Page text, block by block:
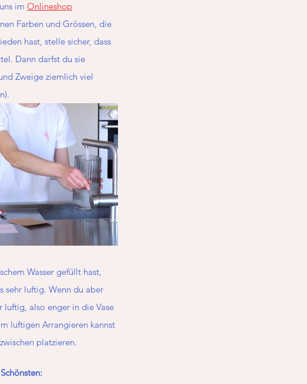
im Onlineshop
Farben und Grössen, die
hast, stelle sicher, dass
Dann darfst du sie
Zweige ziemlich viel
Wasser gefüllt hast,
sehr luftig. Wenn du aber
luftig, also enger in die Vase
luftigen Arrangieren kannst
platzieren.